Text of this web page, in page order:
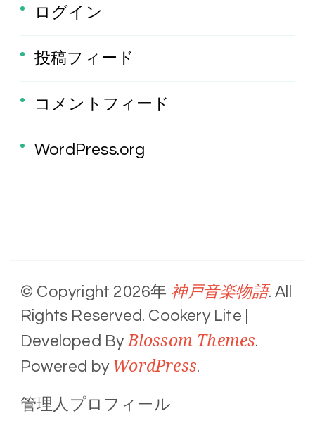
ログイン
投稿フィード
コメントフィード
WordPress.org
© Copyright 2026年 神戸音楽物語. All
Rights Reserved. Cookery Lite |
Developed ByBlossom Themes.
Powered by WordPress.
管理人プロフィール